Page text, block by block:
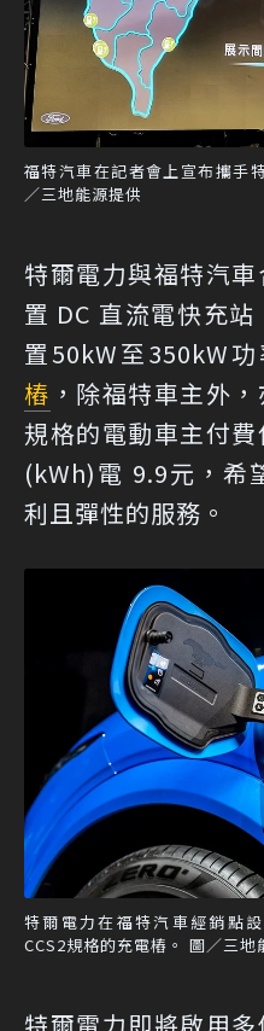
福特汽車在記者會上宣布攜手
／三地能源提供
特爾電力與福特汽
置 DC 直流電快充
置50kW至350kW
樁 ，除福特車主外
規格的電動車主付
(kWh)電 9.9元，希
利且彈性的服務。
特爾電力在福特汽車經銷點
CCS2規格的充電樁。 圖／三地
特爾電力即將啟用